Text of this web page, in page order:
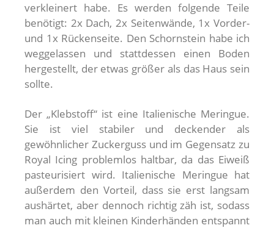
verkleinert habe. Es werden folgende Teile
benötigt: 2x Dach, 2x Seitenwände, 1x Vorder-
und 1x Rückenseite. Den Schornstein habe ich
weggelassen und stattdessen einen Boden
hergestellt, der etwas größer als das Haus sein
sollte.
Der „Klebstoff“ ist eine Italienische Meringue.
Sie ist viel stabiler und deckender als
gewöhnlicher Zuckerguss und im Gegensatz zu
Royal Icing problemlos haltbar, da das Eiweiß
pasteurisiert wird. Italienische Meringue hat
außerdem den Vorteil, dass sie erst langsam
aushärtet, aber dennoch richtig zäh ist, sodass
man auch mit kleinen Kinderhänden entspannt